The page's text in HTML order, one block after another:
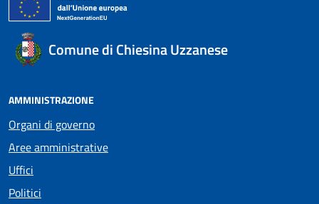
Comune di Chiesina Uzzanese
AMMINISTRAZIONE
Organi di governo
Aree amministrative
Uffici
Politici